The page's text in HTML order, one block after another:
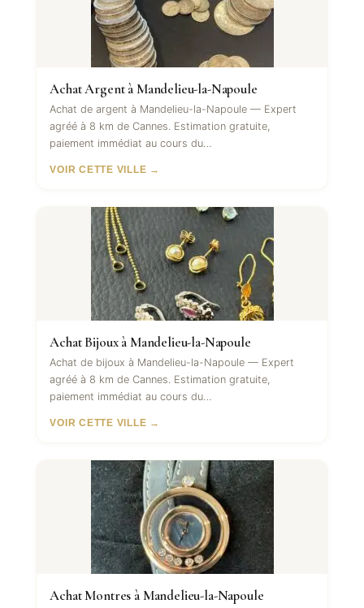
Achat Argent à Mandelieu-la-Napoule
Achat de argent à Mandelieu-la-Napoule — Expert
agréé à 8 km de Cannes. Estimation gratuite,
paiement immédiat au cours du…
VOIR CETTE VILLE →
Achat Bijoux à Mandelieu-la-Napoule
Achat de bijoux à Mandelieu-la-Napoule — Expert
agréé à 8 km de Cannes. Estimation gratuite,
paiement immédiat au cours du…
VOIR CETTE VILLE →
Achat Montres à Mandelieu-la-Napoule